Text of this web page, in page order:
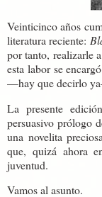
Veinticinco años
literatura reciente:
por tanto, realizarle
esta labor se
—hay que decirlo
La presente
persuasivo prólogo
una novelita
que, quizá ahora
juventud.
Vamos al asunto.